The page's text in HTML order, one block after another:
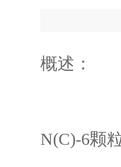
概述：
N(C)-6颗